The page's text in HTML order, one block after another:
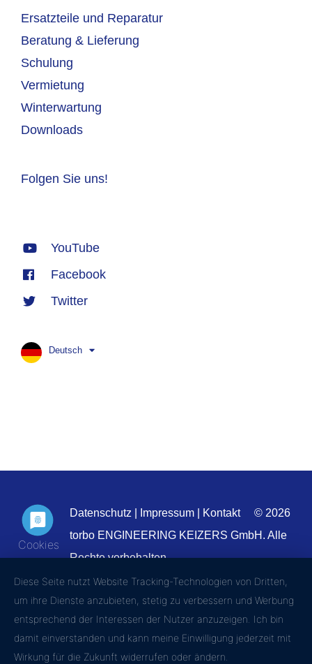
Ersatzteile und Reparatur
Beratung & Lieferung
Schulung
Vermietung
Winterwartung
Downloads
Folgen Sie uns!
YouTube
Facebook
Twitter
Deutsch
Datenschutz Impressum Kontakt
© 2026
torbo ENGINEERING KEIZERS GmbH. Alle
Rechte vorbehalten.
Diese Seite nutzt Website Tracking-Technologien von Dritten,
um ihre Dienste anzubieten, stetig zu verbessern und Werbung
entsprechend der Interessen der Nutzer anzuzeigen. Ich bin
damit einverstanden und kann meine Einwilligung jederzeit mit
Wirkung für die Zukunft widerrufen oder ändern.